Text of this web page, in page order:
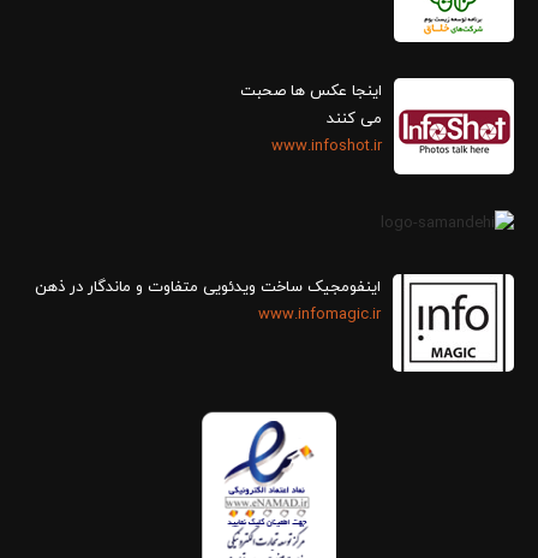
اینجا عکس ها صحبت
می کنند
www.infoshot.ir
اینفومجیک ساخت ویدئویی متفاوت و ماندگار در ذهن
www.infomagic.ir